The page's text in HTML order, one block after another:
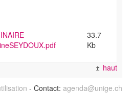
33.7
Kb
haut
- Contact: agenda@unige.ch